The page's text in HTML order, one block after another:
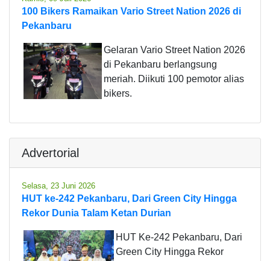
100 Bikers Ramaikan Vario Street Nation 2026 di
Pekanbaru
Gelaran Vario Street Nation 2026
di Pekanbaru berlangsung
meriah. Diikuti 100 pemotor alias
bikers.
Advertorial
Selasa, 23 Juni 2026
HUT ke-242 Pekanbaru, Dari Green City Hingga
Rekor Dunia Talam Ketan Durian
HUT Ke-242 Pekanbaru, Dari
Green City Hingga Rekor